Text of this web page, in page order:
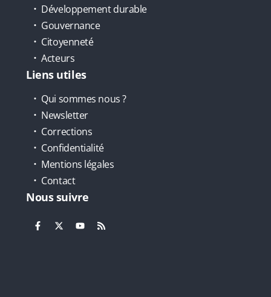
Développement durable
Gouvernance
Citoyenneté
Acteurs
Liens utiles
Qui sommes nous ?
Newsletter
Corrections
Confidentialité
Mentions légales
Contact
Nous suivre